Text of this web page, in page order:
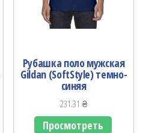
Рубашка поло мужская
Gildan (SoftStyle) темно-
синяя
231.31₴
Просмотреть